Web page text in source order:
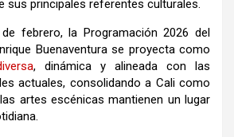
sus principales referentes culturales.
febrero, la Programación 2026 del
Buenaventura se proyecta como
, dinámica y alineada con las
actuales, consolidando a Cali como
artes escénicas mantienen un lugar